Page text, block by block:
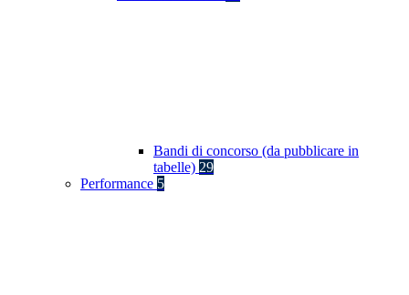
Bandi di concorso (da pubblicare in
tabelle) 29
Performance 5